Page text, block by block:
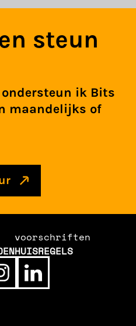
steun
ik Bits
maandelijks of
voorschriften
HUISREGELS